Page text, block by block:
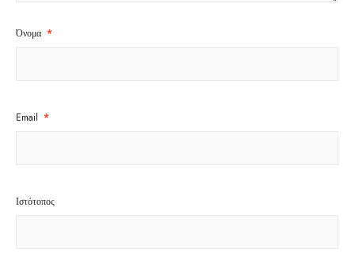
Όνομα *
Email *
Ιστότοπος